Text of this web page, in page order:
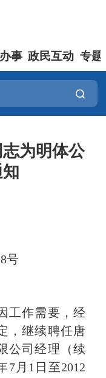
事 政民互动 专题
为明体公
号
作需要，经
，继续聘任唐
公司经理（续
7月1日至2012